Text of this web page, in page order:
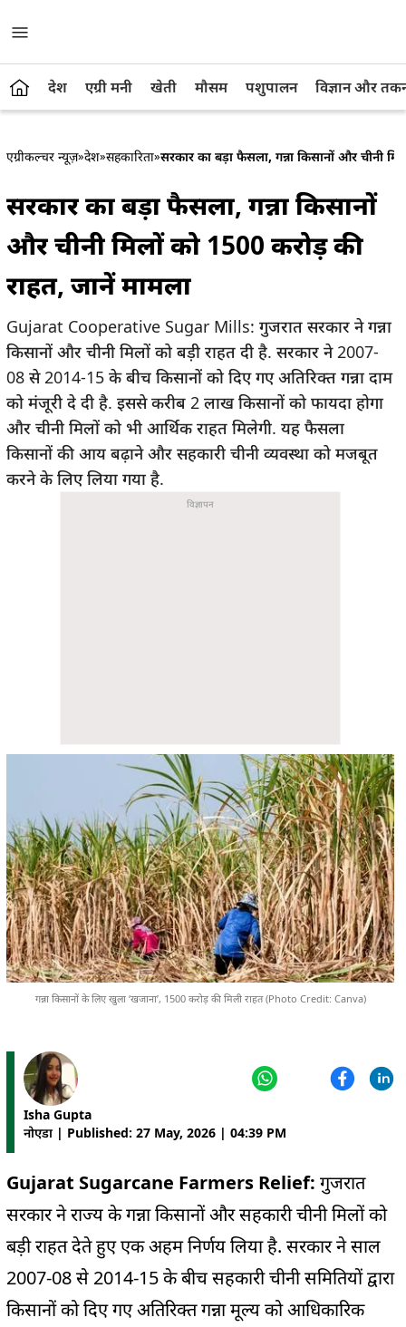
देश एग्री मनी खेती मौसम पशुपालन विज्ञान और
एग्रीकल्चर न्यूज़»देश»सहकारिता»सरकार का बड़ा फैसला, गन्ना किसानों और चीनी
सरकार का बड़ा फैसला, गन्ना किसानों
और चीनी मिलों को 1500 करोड़ की
राहत, जानें मामला
Gujarat Cooperative Sugar Mills: गुजरात सरकार ने गन्ना
किसानों और चीनी मिलों को बड़ी राहत दी है. सरकार ने 2007-
08 से 2014-15 के बीच किसानों को दिए गए अतिरिक्त गन्ना दाम
को मंजूरी दे दी है. इससे करीब 2 लाख किसानों को फायदा होगा
और चीनी मिलों को भी आर्थिक राहत मिलेगी. यह फैसला
किसानों की आय बढ़ाने और सहकारी चीनी व्यवस्था को मजबूत
करने के लिए लिया गया है.
गन्ना किसानों के लिए खुला ‘खजाना’, 1500 करोड़ की मिली राहत (Photo Credit: Canva)
Isha Gupta
नोएडा | Published: 27 May, 2026 | 04:39 PM
Gujarat Sugarcane Farmers Relief: गुजरात
सरकार ने राज्य के गन्ना किसानों और सहकारी चीनी मिलों को
बड़ी राहत देते हुए एक अहम निर्णय लिया है. सरकार ने साल
2007-08 से 2014-15 के बीच सहकारी चीनी समितियों द्वारा
किसानों को दिए गए अतिरिक्त गन्ना मूल्य को आधिकारिक